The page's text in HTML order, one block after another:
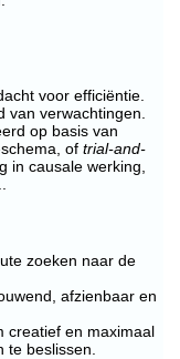
voor efficiëntie.
van verwachtingen.
op basis van
of trial-and-
in causale werking,
zoeken naar de
afzienbaar en
creatief en maximaal
te beslissen.